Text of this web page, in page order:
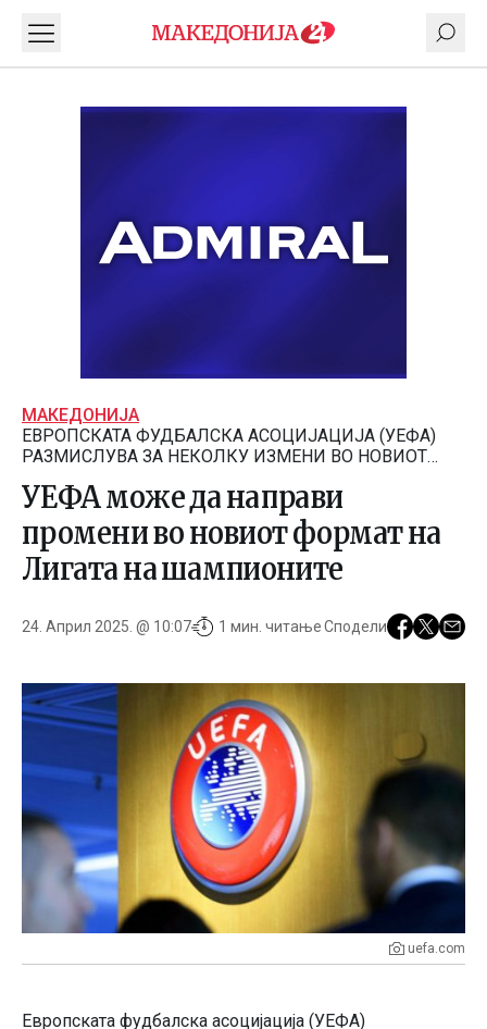
МАКЕДОНИЈА
ЕВРОПСКАТА ФУДБАЛСКА АСОЦИЈАЦИЈА (УЕФА)
РАЗМИСЛУВА ЗА НЕКОЛКУ ИЗМЕНИ ВО НОВИОТ
УЕФА може да направи
промени во новиот формат на
Лигата на шампионите
24. Април 2025. @ 10:07 1 мин. читањеСподели
uefa.com
Европската фудбалска асоцијација (УЕФА)